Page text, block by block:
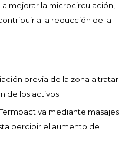
mejorar la microcirculación,
a la reducción de la
previa de la zona a tratar
de los activos.
mediante masajes
percibir el aumento de